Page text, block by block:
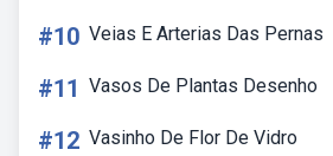
#10 Veias E Arterias Das Pernas
#11 Vasos De Plantas Desenho
#12 Vasinho De Flor De Vidro